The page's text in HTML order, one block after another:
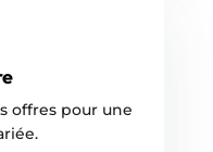
offres pour une